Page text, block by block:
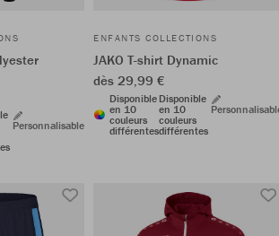
Personnalisable
ENFANTS COLLECTIONS
JAKO T-shirt Dynamic
dès 29,99 €
Disponible
en 10
couleurs
différentes
Disponible
en 10
couleurs
différentes